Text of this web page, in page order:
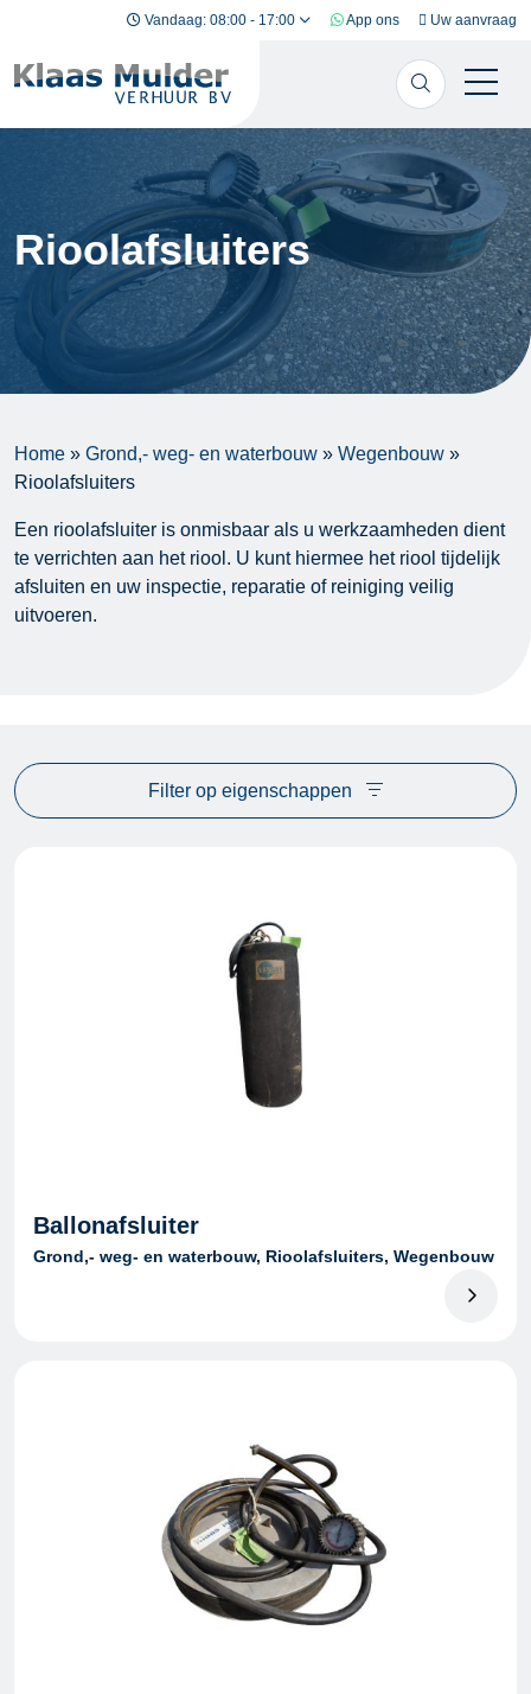
Ga naar inhoud Vandaag: 08:00 - 17:00 App ons Uw aanvraag
Rioolafsluiters
Home » Grond,- weg- en waterbouw » Wegenbouw »
Rioolafsluiters
Een rioolafsluiter is onmisbaar als u werkzaamheden dient
te verrichten aan het riool. U kunt hiermee het riool tijdelijk
afsluiten en uw inspectie, reparatie of reiniging veilig
uitvoeren.
Filter op eigenschappen
Ballonafsluiter
Grond,- weg- en waterbouw, Rioolafsluiters, Wegenbouw